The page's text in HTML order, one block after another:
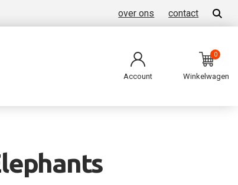
over ons contact
Account
0
Winkelwagen